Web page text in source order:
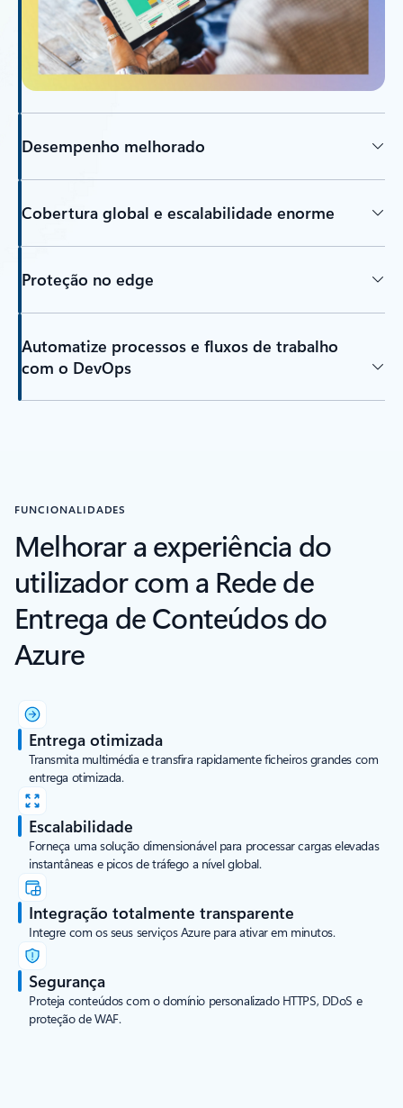
Desempenho melhorado
Cobertura global e escalabilidade enorme
Proteção no edge
Automatize processos e fluxos de trabalho
com o DevOps
FUNCIONALIDADES
Melhorar a experiência do
utilizador com a Rede de
Entrega de Conteúdos do
Azure
Entrega otimizada
Transmita multimédia e transfira rapidamente ficheiros grandes com
entrega otimizada.
Escalabilidade
Forneça uma solução dimensionável para processar cargas elevadas
instantâneas e picos de tráfego a nível global.
Integração totalmente transparente
Integre com os seus serviços Azure para ativar em minutos.
Segurança
Proteja conteúdos com o domínio personalizado HTTPS, DDoS e
proteção de WAF.